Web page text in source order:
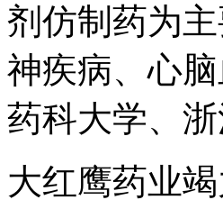
剂仿制药为
神疾病、心
药科大学、
大红鹰药业